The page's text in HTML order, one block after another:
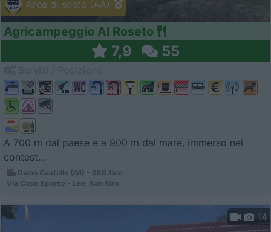
Area di sosta (AA)
Agricampeggio Al Roseto
7,9 55
A 700 m dal paese e a 900 m dal mare, immerso nel
contest...
Diano Castello (IM) - 858.1km
Via Case Sparse - Loc. San Siro
14